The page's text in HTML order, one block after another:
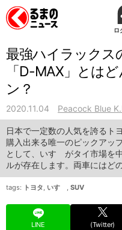
ロ
最強ハイラックス
「D-MAX」とは
ン？
2020.11.04 Peacock Blue
日本で一定数の人気を誇るト
購入出来る唯一のピックアッ
として、いすゞがタイ市場を
ルが存在します。両車にはど
tags: トヨタ, いすゞ , SUV
LINE (Twitter)